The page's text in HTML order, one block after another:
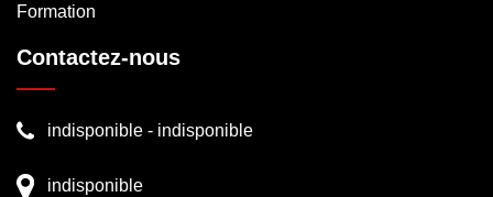
Formation
Contactez-nous
indisponible - indisponible
indisponible